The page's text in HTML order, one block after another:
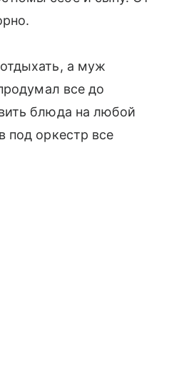
а муж
все до
блюда на любой
под оркестр все